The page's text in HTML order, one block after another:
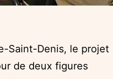
Saint-Denis, le projet
de deux figures